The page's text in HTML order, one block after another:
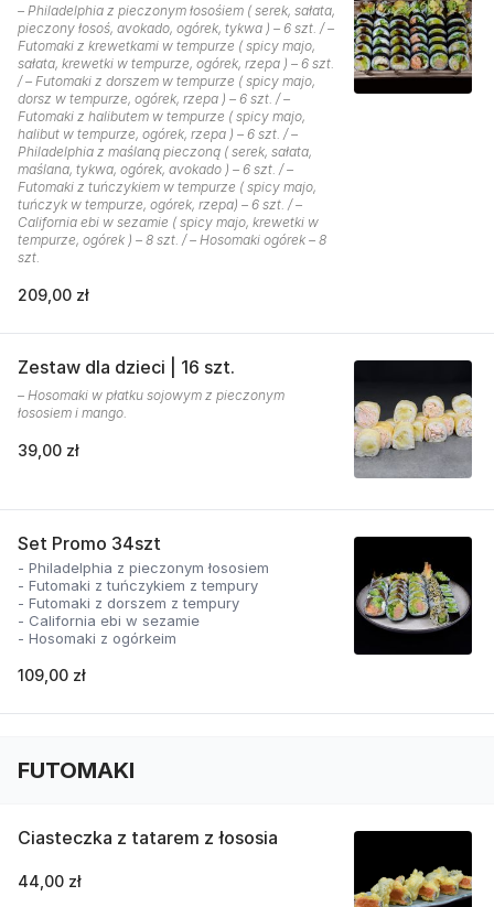
– Philadelphia z pieczonym łosośiem ( serek, sałata,
pieczony łosoś, avokado, ogórek, tykwa ) – 6 szt. / –
Futomaki z krewetkami w tempurze ( spicy majo,
sałata, krewetki w tempurze, ogórek, rzepa ) – 6 szt.
/ – Futomaki z dorszem w tempurze ( spicy majo,
dorsz w tempurze, ogórek, rzepa ) – 6 szt. / –
Futomaki z halibutem w tempurze ( spicy majo,
halibut w tempurze, ogórek, rzepa ) – 6 szt. / –
Philadelphia z maślaną pieczoną ( serek, sałata,
maślana, tykwa, ogórek, avokado ) – 6 szt. / –
Futomaki z tuńczykiem w tempurze ( spicy majo,
tuńczyk w tempurze, ogórek, rzepa) – 6 szt. / –
California ebi w sezamie ( spicy majo, krewetki w
tempurze, ogórek ) – 8 szt. / – Hosomaki ogórek – 8
szt.
209,00 zł
Zestaw dla dzieci | 16 szt.
– Hosomaki w płatku sojowym z pieczonym
łososiem i mango.
39,00 zł
Set Promo 34szt
- Philadelphia z pieczonym łososiem
- Futomaki z tuńczykiem z tempury
- Futomaki z dorszem z tempury
- California ebi w sezamie
- Hosomaki z ogórkeim
109,00 zł
FUTOMAKI
Ciasteczka z tatarem z łososia
44,00 zł